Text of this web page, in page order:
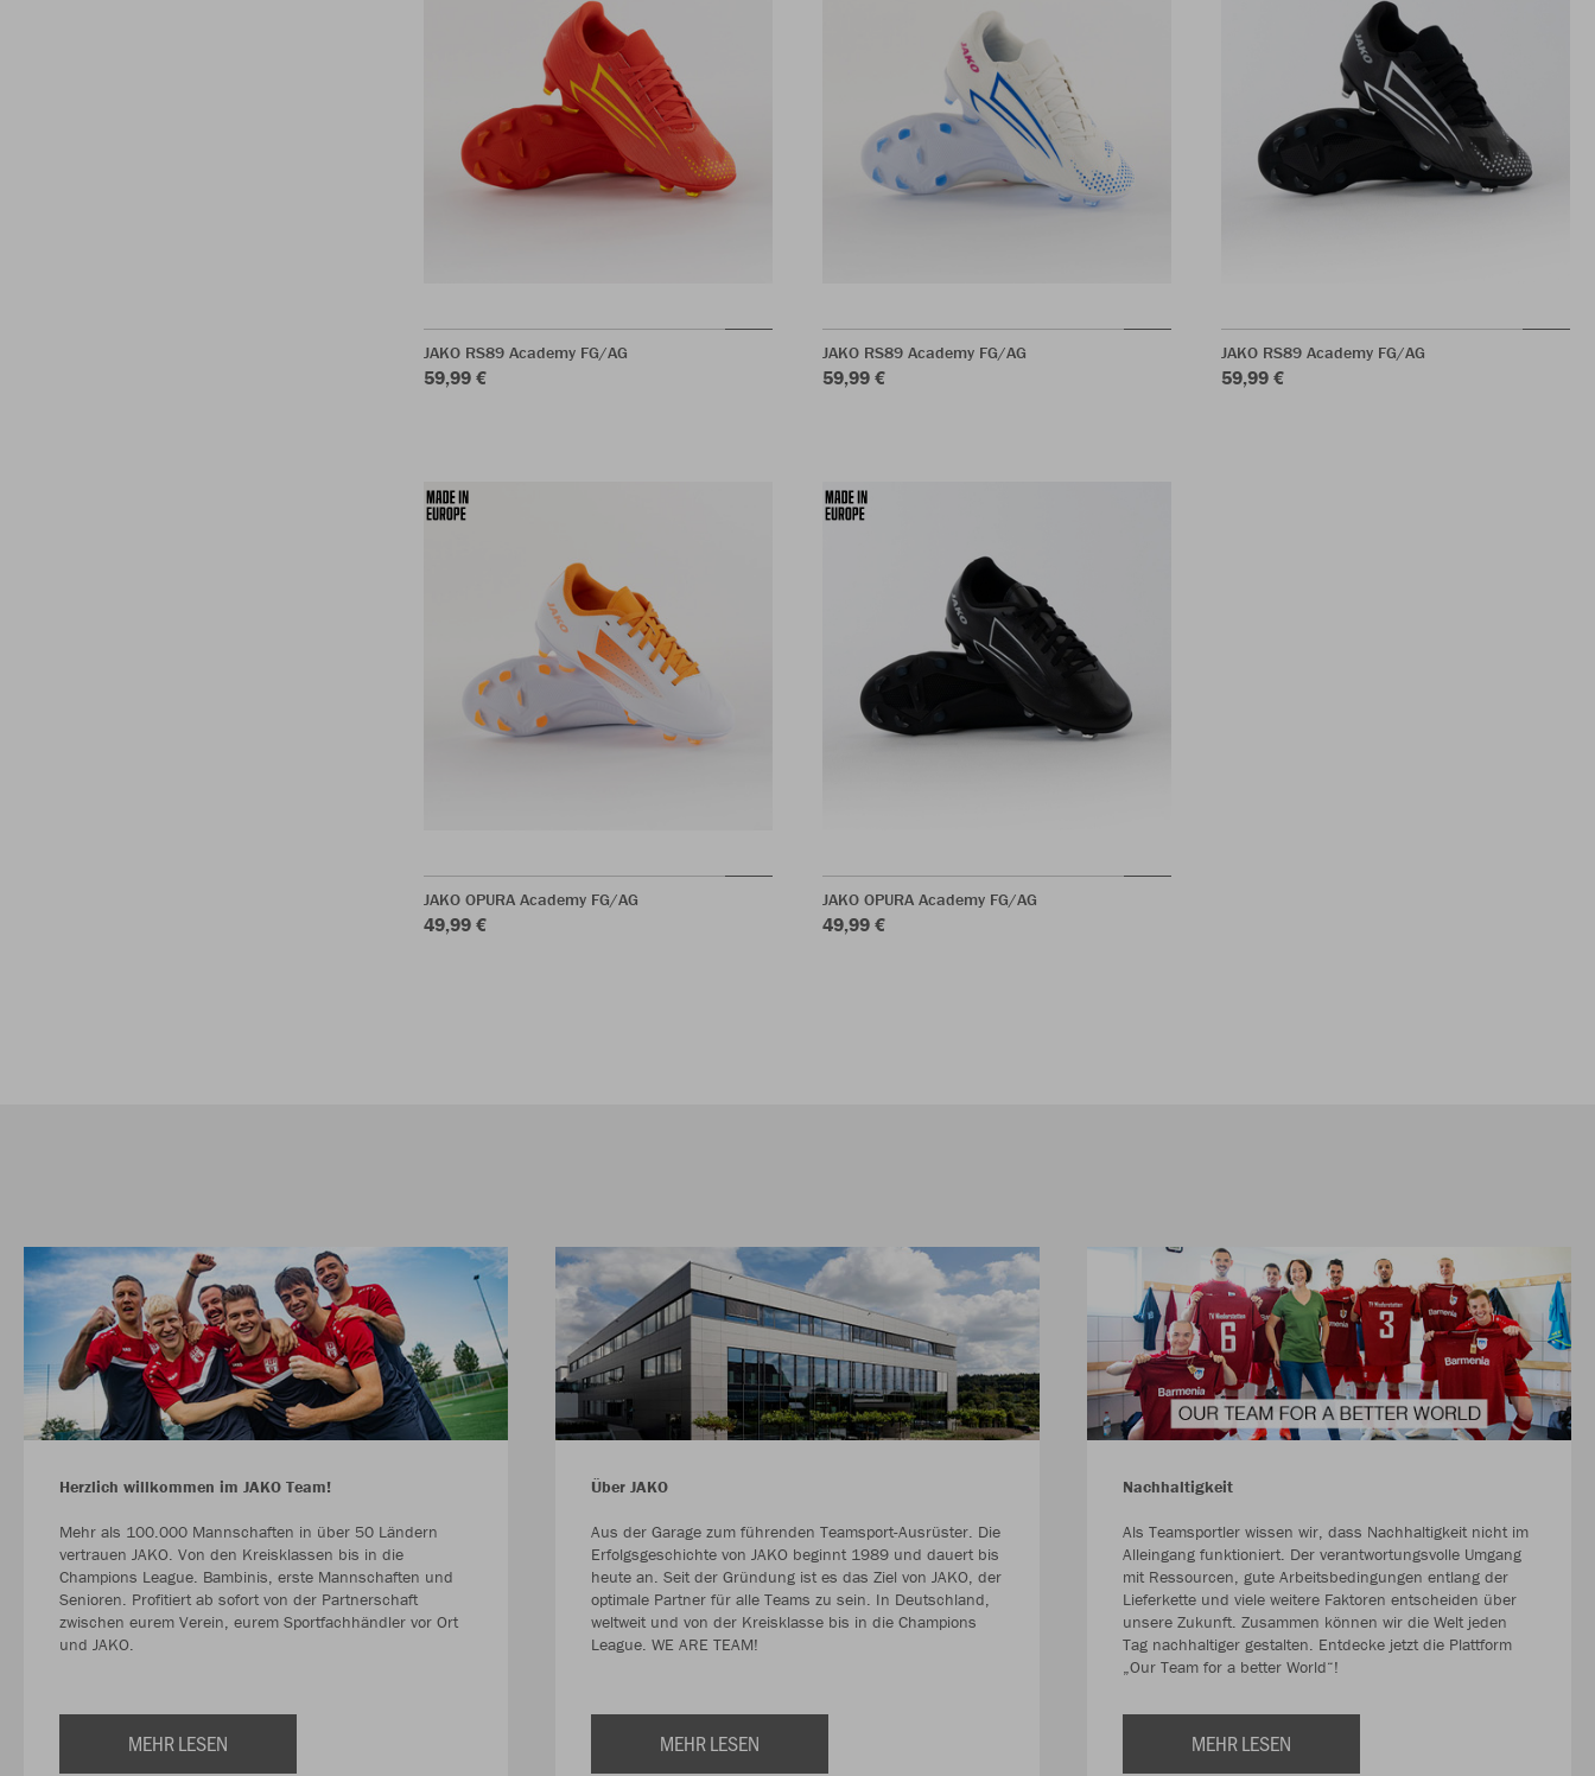
JAKO RS89 Academy FG/AG
59,99 €
JAKO RS89 Academy FG/AG
59,99 €
JAKO RS89 Academy FG/AG
59,99 €
JAKO OPURA Academy FG/AG
49,99 €
JAKO OPURA Academy FG/AG
49,99 €
Herzlich willkommen im JAKO Team!
Mehr als 100.000 Mannschaften in über 50 Ländern
vertrauen JAKO. Von den Kreisklassen bis in die
Champions League. Bambinis, erste Mannschaften und
Senioren. Profitiert ab sofort von der Partnerschaft
zwischen eurem Verein, eurem Sportfachhändler vor Ort
und JAKO.
MEHR LESEN
Über JAKO
Aus der Garage zum führenden Teamsport-Ausrüster. Die
Erfolgsgeschichte von JAKO beginnt 1989 und dauert bis
heute an. Seit der Gründung ist es das Ziel von JAKO, der
optimale Partner für alle Teams zu sein. In Deutschland,
weltweit und von der Kreisklasse bis in die Champions
League. WE ARE TEAM!
MEHR LESEN
Nachhaltigkeit
Als Teamsportler wissen wir, dass Nachhaltigkeit nicht im
Alleingang funktioniert. Der verantwortungsvolle Umgang
mit Ressourcen, gute Arbeitsbedingungen entlang der
Lieferkette und viele weitere Faktoren entscheiden über
unsere Zukunft. Zusammen können wir die Welt jeden
Tag nachhaltiger gestalten. Entdecke jetzt die Plattform
„Our Team for a better World“!
MEHR LESEN